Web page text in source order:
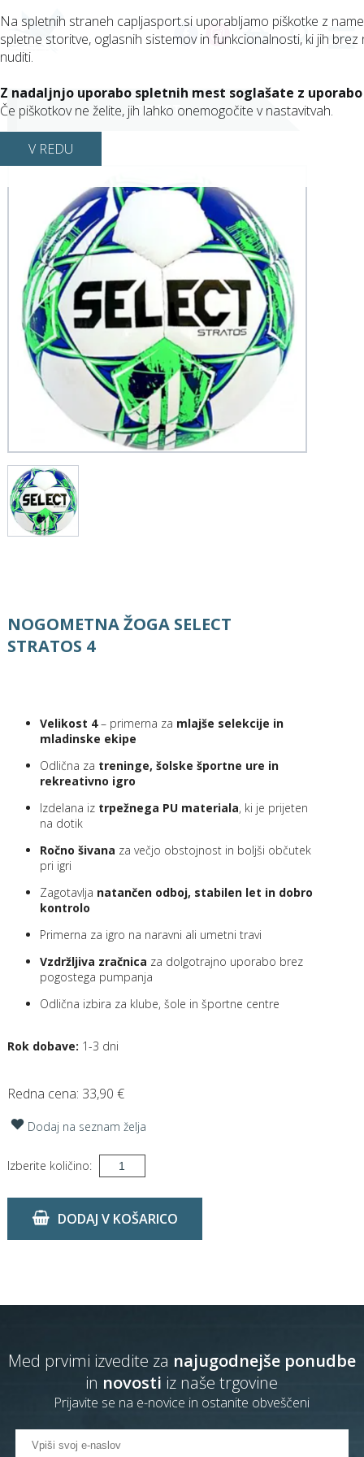
(0)
SELECT
NOGOMETNA ŽOGA SELECT
STRATOS 4
Velikost 4– primerna za mlajše selekcije in
mladinske ekipe
Odlična za treninge, šolske športne ure in
rekreativno igro
Izdelana iz trpežnega PU materiala, ki je prijeten
na dotik
Ročno šivana za večjo obstojnost in boljši občutek
pri igri
Zagotavlja natančen odboj, stabilen let in dobro
kontrolo
Primerna za igro na naravni ali umetni travi
Vzdržljiva zračnica za dolgotrajno uporabo brez
pogostega pumpanja
Odlična izbira za klube, šole in športne centre
Rok dobave: 1-3 dni
Redna cena: 33,90 €
Dodaj na seznam želja
Izberite količino:
DODAJ V KOŠARICO
Med prvimi izvedite za najugodnejše ponudbe
in novosti iz naše trgovine
Prijavite se na e-novice in ostanite obveščeni
Na spletnih straneh capljasport.si uporabljamo piškotke z
spletne storitve, oglasnih sistemov in funkcionalnosti, ki jih brez
nuditi.
Z nadaljnjo uporabo spletnih mest soglašate z
Če piškotkov ne želite, jih lahko onemogočite v nastavitvah.
V REDU